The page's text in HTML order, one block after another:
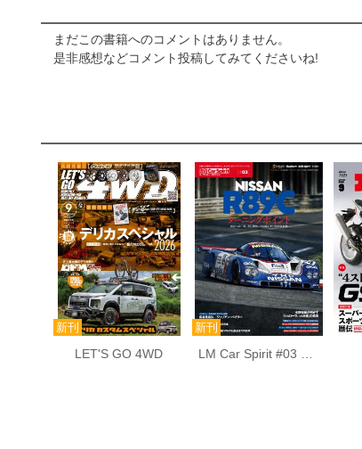
まだこの書籍へのコメントはありません。
是非感想などコメント投稿してみてくださいね!
LET'S GO 4WD